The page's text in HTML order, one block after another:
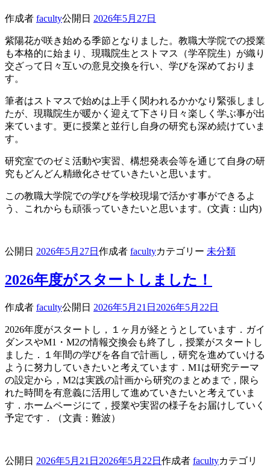
作成者 faculty公開日 2026年5月27日
紫陽花が咲き始める季節となりました。教職大学院での授業
も本格的に始まり、現職院生とストマス（学卒院生）が織り
交ざって日々互いの意見交換を行い、学びを深めておりま
す。
筆者はストマスで始めは上手く関われるかかなり緊張しまし
たが、現職院生が暖かく迎えて下さり日々楽しく学ぶ事が出
来ています。更に授業と並行し自身の研究も深め続けていま
す。
研究室でのゼミ活動や実習、構想発表会等を通じて自身の研
究もどんどん精緻化させていきたいと思います。
この教職大学院での学びを学校現場で活かす事ができるよ
う、これからも頑張っていきたいと思います。(文責：山内)
公開日 2026年5月27日 作成者 facultyカテゴリー 未分類
2026年度がスタートしました！
作成者 faculty公開日 2026年5月21日 2026年5月22日
2026年度がスタートし，１ヶ月が経とうとしています．ガイ
ダンスやM1・M2の情報交換会も終了し，授業がスタートし
ました．１年間の学びを各自で計画し，研究を進めていける
ように努力していきたいと考えています．M1は研究テーマ
の設定から，M2は実践の計画から研究のまとめまで，限ら
れた時間を有意義に活用して進めていきたいと考えていま
す．ホームページにて，授業や実習の様子をお届けしていく
予定です．（文責：難波）
公開日 2026年5月21日 2026年5月22日 作成者 facultyカテゴリ